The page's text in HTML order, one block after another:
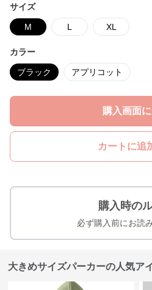
サイズ
M L XL
カラー
ブラック アプリコット
購入画面
カートに追
購入時の
必ず購入前にお読
大きめサイズパーカーの人気ア